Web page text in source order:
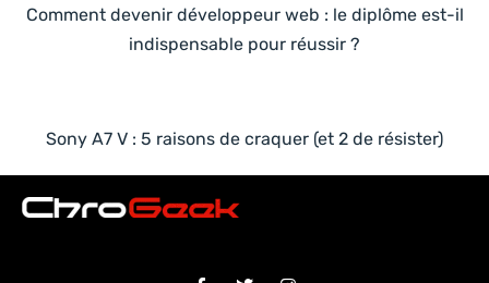
Comment devenir développeur web : le diplôme est-il
indispensable pour réussir ?
Sony A7 V : 5 raisons de craquer (et 2 de résister)